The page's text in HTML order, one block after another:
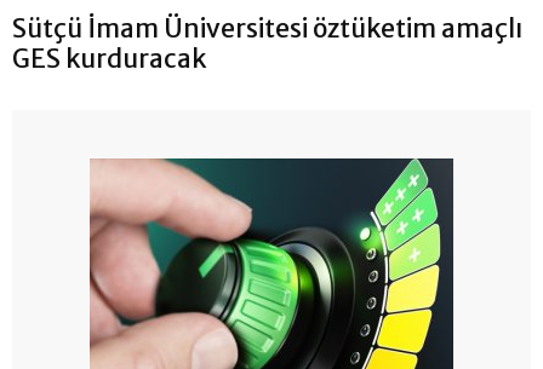
Sütçü İmam Üniversitesi öztüketim amaçlı
GES kurduracak